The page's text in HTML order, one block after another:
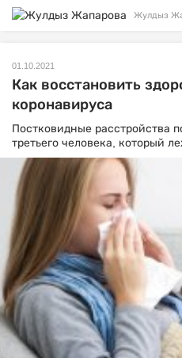
Жулдыз
01.10.2021
Как восстановить
коронавируса
Постковидные расстройства
третьего человека, который